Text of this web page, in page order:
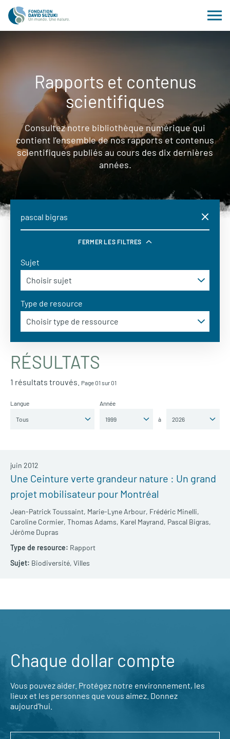
Rapports et contenus
scientifiques
Consultez notre bibliothèque numérique qui
contient l’ensemble de nos rapports et contenus
scientifiques publiés au cours des dix dernières
années.
FERMER LES FILTRES
Sujet
Type de resource
RÉSULTATS
1 résultats trouvés. Page 01 sur 01
Langue Année
à
Une Ceinture verte grandeur nature : Un grand
projet mobilisateur pour Montréal
Jean-Patrick Toussaint, Marie-Lyne Arbour, Frédéric Minelli,
Caroline Cormier, Thomas Adams, Karel Mayrand, Pascal Bigras,
Jérôme Dupras
juin 2012
Rapport
Biodiversité, Villes
Chaque dollar compte
Vous pouvez aider. Protégez notre environnement, les
lieux et les personnes que vous aimez. Donnez
aujourd’hui.